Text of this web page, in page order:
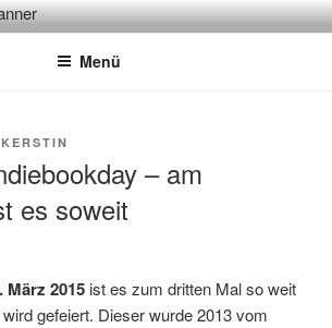
Menü
KERSTIN
– am
es soweit
März 2015 ist es zum dritten Mal so weit
gefeiert. Dieser wurde 2013 vom